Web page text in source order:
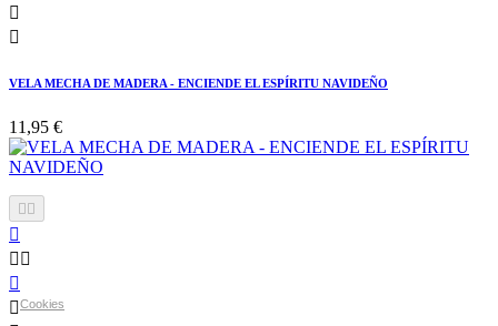


VELA MECHA DE MADERA - ENCIENDE EL ESPÍRITU NAVIDEÑO
11,95 €
 

 

Cookies